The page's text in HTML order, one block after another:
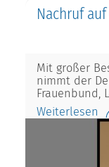
Nachruf
Mit großer
nimmt der
Frauenbund,
Weiterlesen